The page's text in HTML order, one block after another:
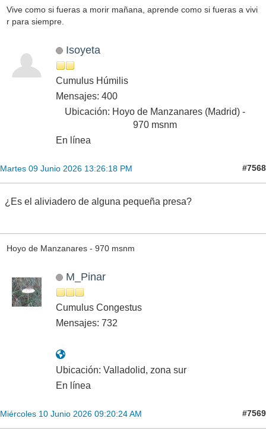
Vive como si fueras a morir mañana, aprende como si fueras a vivi
r para siempre.
Isoyeta
Cumulus Húmilis
Mensajes: 400
Ubicación: Hoyo de Manzanares (Madrid) -
970 msnm
En línea
Martes 09 Junio 2026 13:26:18 PM #7568
¿Es el aliviadero de alguna pequeña presa?
Hoyo de Manzanares - 970 msnm
M_Pinar
Cumulus Congestus
Mensajes: 732
Ubicación: Valladolid, zona sur
En línea
Miércoles 10 Junio 2026 09:20:24 AM #7569